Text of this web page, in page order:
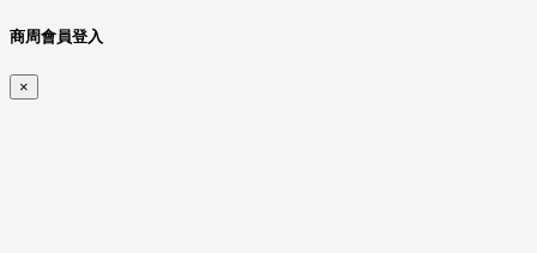
商周會員登入
×